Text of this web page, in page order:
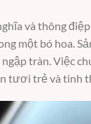
và thông
một bó hoa.
tràn. Việc
tươi trẻ và tinh